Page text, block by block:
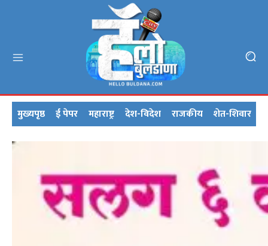
मुख्यपृष्ठ ई पेपर महाराष्ट्र देश-विदेश राजकीय शेत-शिवार